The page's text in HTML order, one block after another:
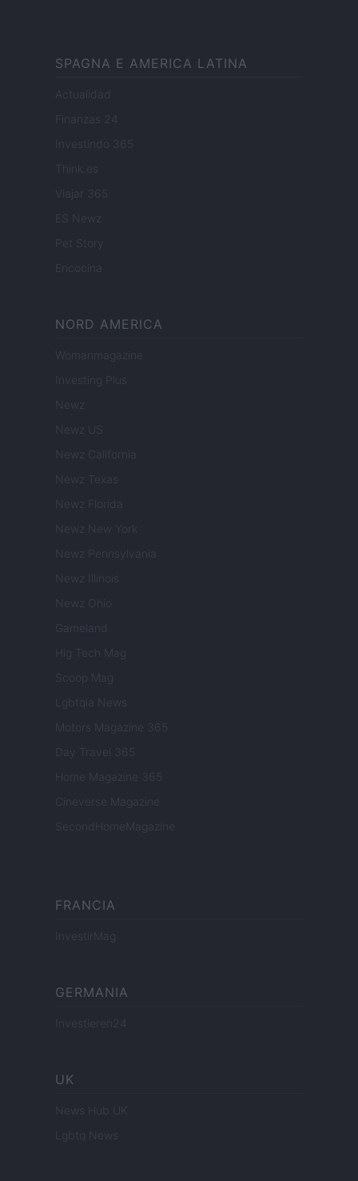
SPAGNA E AMERICA LATINA
Actualidad
Finanzas 24
Investindo 365
Think.es
Viajar 365
ES Newz
Encocina
NORD AMERICA
Womanmagazine
Investing Plus
Newz
Newz US
Newz California
Newz Texas
Newz Florida
Newz New York
Newz Pennsylvania
Newz Illinois
Newz Ohio
Gameland
Hig Tech Mag
Scoop Mag
Lgbtqia News
Motors Magazine 365
Day Travel 365
Home Magazine 365
Cineverse Magazine
SecondHomeMagazine
FRANCIA
InvestirMag
GERMANIA
Investieren24
UK
News Hub UK
Lgbtq News